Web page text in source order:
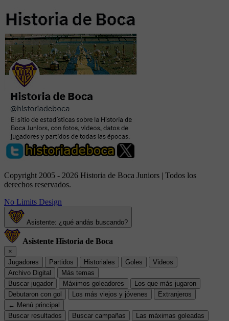
Copyright 2005 - 2026 Historia de Boca Juniors | Todos los
derechos reservados.
No Limits Design
Asistente: ¿qué andás buscando?
Asistente Historia de Boca
×
Jugadores
Partidos Historiales Goles
Videos
Archivo Digital
Más temas
Buscar jugador
Máximos goleadores
Los que más jugaron
Debutaron con gol
Los más viejos y jóvenes
Extranjeros
← Menú principal
Buscar resultados
Buscar campañas
Las máximas goleadas